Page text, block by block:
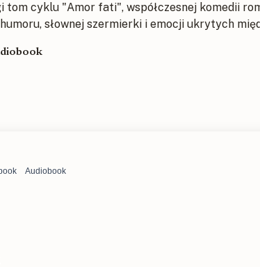
tom cyklu "Amor fati", współczesnej komedii
słownej szermierki i emocji ukrytych